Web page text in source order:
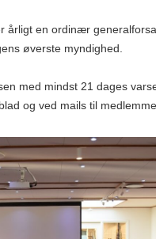
årligt en ordinær
øverste myndighed.
med mindst 21 dages
og ved mails til